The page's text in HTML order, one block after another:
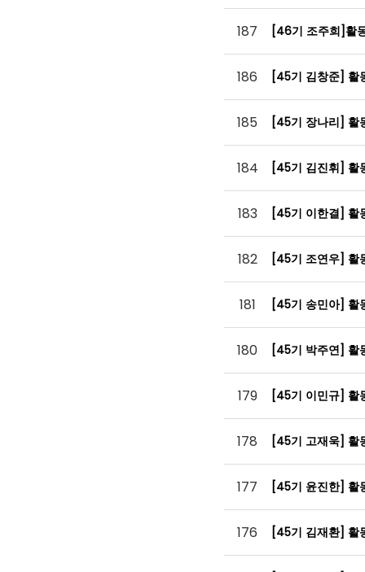
187 [46기 조주희]활
186 [45기 김창준] 활
185 [45기 장나리] 활
184 [45기 김진휘] 활
183 [45기 이한결] 활
182 [45기 조연우] 활
181 [45기 송민아] 활
180 [45기 박주연] 활
179 [45기 이민규] 활
178 [45기 고재욱] 활
177 [45기 윤진한] 활
176 [45기 김재환] 활